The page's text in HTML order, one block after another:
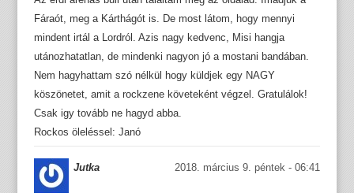
Fáraót, meg a Kárthágót is. De most látom, hogy mennyi
mindent irtál a Lordról. Azis nagy kedvenc, Misi hangja
utánozhatatlan, de mindenki nagyon jó a mostani bandában.
Nem hagyhattam szó nélkül hogy küldjek egy NAGY
köszönetet, amit a rockzene követeként végzel. Gratulálok!
Csak igy tovább ne hagyd abba.
Rockos öleléssel: Janó
Jutka 2018. március 9. péntek - 06:41